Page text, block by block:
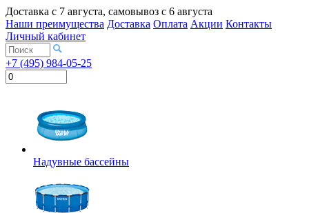
Доставка с 7 августа, самовывоз с 6 августа
Наши преимущества Доставка Оплата Акции Контакты
Личный кабинет
+7 (495) 984-05-25
Надувные бассейны